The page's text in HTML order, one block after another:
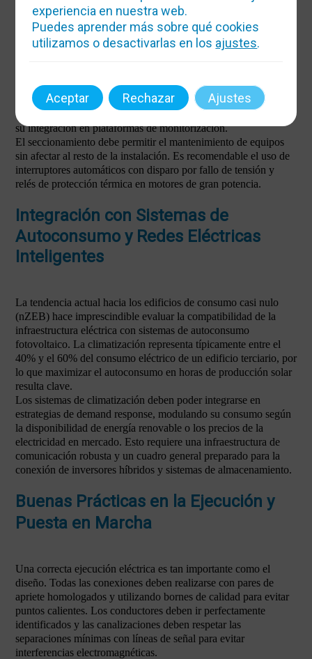
Criterios de Selección de Protecciones y
Seccionamiento
70 kW, el RITE exige sistemas de medida y registro de
consumos diferenciados, lo que implica la incorporación de
contadores de energía con comunicación Modbus o similar para
su integración en plataformas de monitorización.
El seccionamiento debe permitir el mantenimiento de equipos
sin afectar al resto de la instalación. Es recomendable el uso de
interruptores automáticos con disparo por fallo de tensión y
relés de protección térmica en motores de gran potencia.
Integración con Sistemas de
Autoconsumo y Redes Eléctricas
Inteligentes
La tendencia actual hacia los edificios de consumo casi nulo
(nZEB) hace imprescindible evaluar la compatibilidad de la
infraestructura eléctrica con sistemas de autoconsumo
fotovoltaico. La climatización representa típicamente entre el
40% y el 60% del consumo eléctrico de un edificio terciario, por
lo que maximizar el autoconsumo en horas de producción solar
resulta clave.
Los sistemas de climatización deben poder integrarse en
estrategias de demand response, modulando su consumo según
la disponibilidad de energía renovable o los precios de la
electricidad en mercado. Esto requiere una infraestructura de
comunicación robusta y un cuadro general preparado para la
conexión de inversores híbridos y sistemas de almacenamiento.
Buenas Prácticas en la Ejecución y
Puesta en Marcha
Una correcta ejecución eléctrica es tan importante como el
diseño. Todas las conexiones deben realizarse con pares de
apriete homologados y utilizando bornes de calidad para evitar
puntos calientes. Los conductores deben ir perfectamente
identificados y las canalizaciones deben respetar las
separaciones mínimas con líneas de señal para evitar
interferencias electromagnéticas.
experiencia en nuestra web.
Puedes aprender más sobre qué cookies
utilizamos o desactivarlas en los ajustes.
Aceptar Rechazar Ajustes